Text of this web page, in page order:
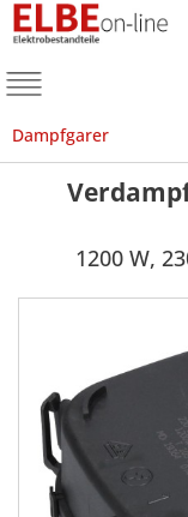
Dampfgarer
1200 W,